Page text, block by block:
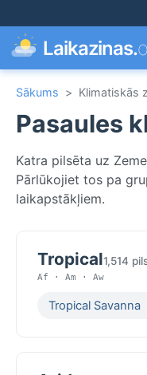
Laikazinas.
Sākums > Klimatiskās
Pasaules
Katra pilsēta uz
Pārlūkojiet tos pa
laikapstākļiem.
Tropical1,514
Af · Am · Aw
Tropical Savanna